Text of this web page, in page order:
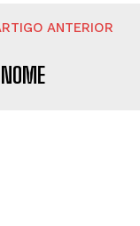
ANTERIOR
NOME